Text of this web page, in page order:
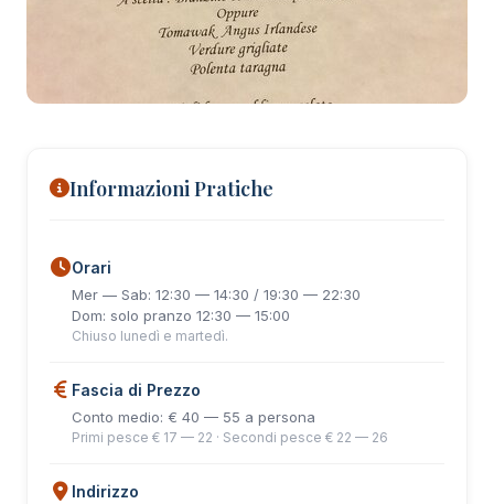
Informazioni Pratiche
Orari
Mer — Sab: 12:30 — 14:30 / 19:30 — 22:30
Dom: solo pranzo 12:30 — 15:00
Chiuso lunedì e martedì.
Fascia di Prezzo
Conto medio: € 40 — 55 a persona
Primi pesce € 17 — 22 · Secondi pesce € 22 — 26
Indirizzo